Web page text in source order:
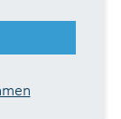
wie an
oder